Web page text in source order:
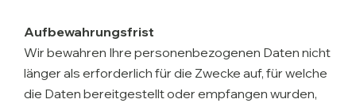
Aufbewahrungsfrist
Wir bewahren Ihre personenbezogenen Daten nicht
länger als erforderlich für die Zwecke auf, für welche
die Daten bereitgestellt oder empfangen wurden,